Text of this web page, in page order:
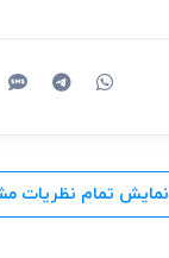
نمایش تمام نظریات